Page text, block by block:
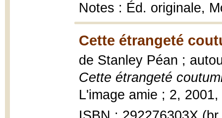
Notes : Éd. originale,
Cette étrangeté
de Stanley Péan ;
Cette étrangeté
L'image amie ; 2,